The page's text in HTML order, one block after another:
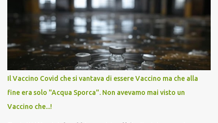
pandemia. Un interrogativo che dovrebbe scuotere chiunque abbia
ancora il coraggio di pensare con la propria testa. Per il vaccino
anti-Covid, un pro-farmaco, con autorizzazione condizionata,
sviluppato in tempi record, con tecnologie mai utilizzate prima su
larga scala, ancora oggetto di studio e di discussione
internazionale serve solo una firma. La tua. Lo si somministra
anche a persone sane, giovani, senza fattori di rischio, spesso già
serve una prescrizione. Non c’è diagnosi. Non c’è presa in carico.
L’unico atto richiesto è una fi...
Il Vaccino Covid che si vantava di essere Vaccino ma che alla
fine era solo "Acqua Sporca". Non avevamo mai visto un
Vaccino che...!